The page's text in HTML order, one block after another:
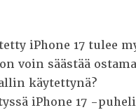
iPhone 17 tulee
voin säästää
käytettynä?
iPhone 17 -